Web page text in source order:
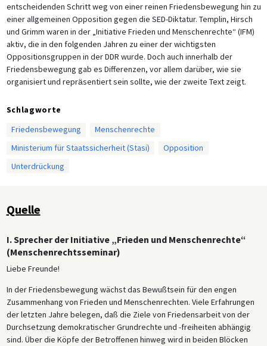
entscheidenden Schritt weg von einer reinen Friedensbewegung hin zu
einer allgemeinen Opposition gegen die SED-Diktatur. Templin, Hirsch
und Grimm waren in der „Initiative Frieden und Menschenrechte“ (IFM)
aktiv, die in den folgenden Jahren zu einer der wichtigsten
Oppositionsgruppen in der DDR wurde. Doch auch innerhalb der
Friedensbewegung gab es Differenzen, vor allem darüber, wie sie
organisiert und reprӓsentiert sein sollte, wie der zweite Text zeigt.
Schlagworte
Friedensbewegung
Menschenrechte
Ministerium für Staatssicherheit (Stasi)
Opposition
Unterdrückung
Quelle
I. Sprecher der Initiative „Frieden und Menschenrechte“
(Menschenrechtsseminar)
Liebe Freunde!
In der Friedensbewegung wächst das Bewußtsein für den engen
Zusammenhang von Frieden und Menschenrechten. Viele Erfahrungen
der letzten Jahre belegen, daß die Ziele von Friedensarbeit von der
Durchsetzung demokratischer Grundrechte und -freiheiten abhängig
sind. Über die Köpfe der Betroffenen hinweg wird in beiden Blöcken